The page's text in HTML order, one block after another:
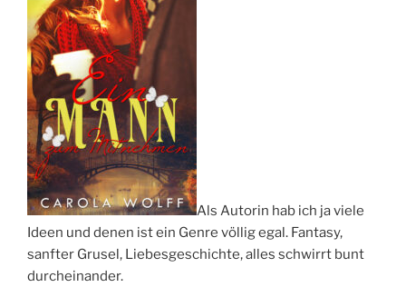
Als Autorin hab ich ja viele
Ideen und denen ist ein Genre völlig egal. Fantasy,
sanfter Grusel, Liebesgeschichte, alles schwirrt bunt
durcheinander.